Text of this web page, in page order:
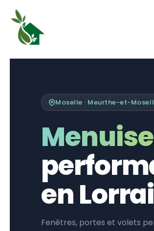
Aller
contenu
Moselle · Meurthe-et-
en
Fenêtres, portes et volets